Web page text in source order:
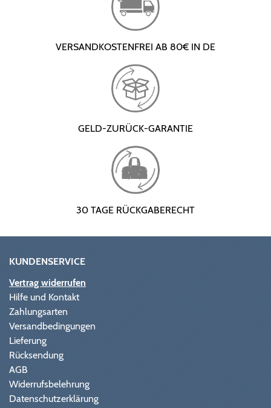
VERSANDKOSTENFREI AB 80€ IN DE
GELD-ZURÜCK-GARANTIE
30 TAGE RÜCKGABERECHT
KUNDENSERVICE
Vertrag widerrufen
Hilfe und Kontakt
Zahlungsarten
Versandbedingungen
Lieferung
Rücksendung
AGB
Widerrufsbelehrung
Datenschutzerklärung